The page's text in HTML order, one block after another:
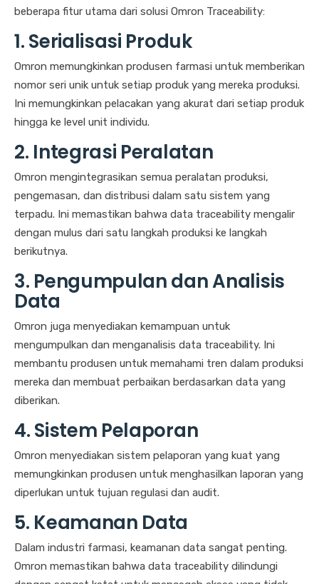
beberapa fitur utama dari solusi Omron Traceability:
1. Serialisasi Produk
Omron memungkinkan produsen farmasi untuk memberikan
nomor seri unik untuk setiap produk yang mereka produksi.
Ini memungkinkan pelacakan yang akurat dari setiap produk
hingga ke level unit individu.
2. Integrasi Peralatan
Omron mengintegrasikan semua peralatan produksi,
pengemasan, dan distribusi dalam satu sistem yang
terpadu. Ini memastikan bahwa data traceability mengalir
dengan mulus dari satu langkah produksi ke langkah
berikutnya.
3. Pengumpulan dan Analisis
Data
Omron juga menyediakan kemampuan untuk
mengumpulkan dan menganalisis data traceability. Ini
membantu produsen untuk memahami tren dalam produksi
mereka dan membuat perbaikan berdasarkan data yang
diberikan.
4. Sistem Pelaporan
Omron menyediakan sistem pelaporan yang kuat yang
memungkinkan produsen untuk menghasilkan laporan yang
diperlukan untuk tujuan regulasi dan audit.
5. Keamanan Data
Dalam industri farmasi, keamanan data sangat penting.
Omron memastikan bahwa data traceability dilindungi